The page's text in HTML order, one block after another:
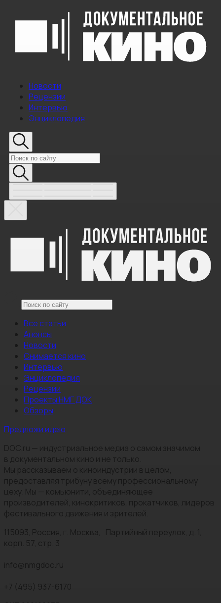
Новости
Рецензии
Интервью
Энциклопедия
Все статьи
Анонсы
Новости
Снимается кино
Интервью
Энциклопедия
Рецензии
Проекты НМГ ДОК
Обзоры
Предложи идею
DOC.ru — индустриальное медиа о самом значимом
в документальном кино и не только.
Мы рассказываем о киноиндустрии в целом,
предоставляя трибуну всему профессиональному
цеху. Мы — комьюнити, объединяющее
производителей, кинокритиков, прокатчиков, лидеров
фестивального движения и зрителей.
115093, Россия, г. Москва, Партийный переулок, д. 1,
корп. 57, стр. 3
info@nmgdoc.ru
+7 (495) 937-6170